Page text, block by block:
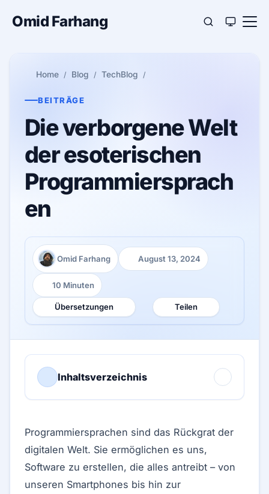
Omid Farhang
Home Blog TechBlog
BEITRÄGE
Die verborgene Welt
der esoterischen
Programmiersprach
en
Autor:
Omid Farhang
Veröffentlicht:
August 13, 2024
Lesezeit:
10 Minuten
Übersetzungen Teilen
Inhaltsverzeichnis
Programmiersprachen sind das Rückgrat der
digitalen Welt. Sie ermöglichen es uns,
Software zu erstellen, die alles antreibt – von
unseren Smartphones bis hin zur